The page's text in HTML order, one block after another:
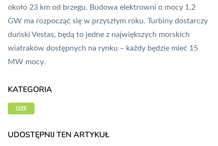
około 23 km od brzegu. Budowa elektrowni o mocy 1,2
GW ma rozpocząć się w przyszłym roku. Turbiny dostarczy
duński Vestas, będą to jedne z największych morskich
wiatraków dostępnych na rynku – każdy będzie mieć 15
MW mocy.
KATEGORIA
OZE
UDOSTĘPNIJ TEN ARTYKUŁ